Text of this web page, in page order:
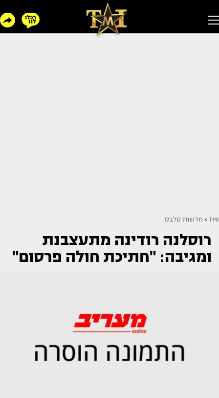
TMI
> חדשות סלבס
רוסלנה רודינה מתעצבנת
ומגיבה: "חתיכת חולה פרסום"